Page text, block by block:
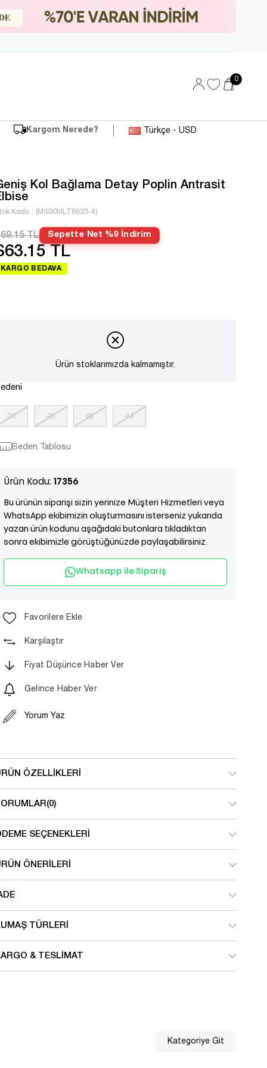
0
Kargom Nerede? Türkçe - USD
Kol Bağlama Detay Poplin Antrasit
Kodu (MS00MLT8623-4)
TL Sepette Net %9 İndirim
TL
KARGO BEDAVA
Ürün stoklarımızda kalmamıştır.
38 40 42 44
Beden Tablosu
Ürün Kodu: 17356
Bu ürünün siparişi sizin yerinize Müşteri Hizmetleri veya
WhatsApp ekibimizin oluşturmasını isterseniz yukarıda
yazan ürün kodunu aşağıdaki butonlara tıkladıktan
sonra ekibimizle görüştüğünüzde paylaşabilirsiniz.
Whatsapp ile Sipariş
Favorilere Ekle
Karşılaştır
Fiyat Düşünce Haber Ver
Gelince Haber Ver
Yorum Yaz
ÖZELLIKLERI
(0)
SEÇENEKLERI
ÖNERILERI
TÜRLERI
& TESLIMAT
Kategoriye Git